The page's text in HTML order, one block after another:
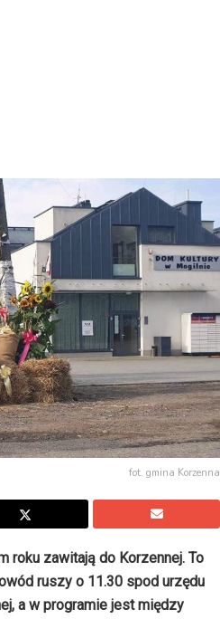
fot. gmina Korzenna
roku zawitają do Korzennej. To
ruszy o 11.30 spod urzędu
a w programie jest między